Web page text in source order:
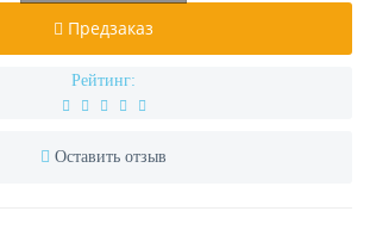
Предзаказ
Рейтинг:
Оставить отзыв